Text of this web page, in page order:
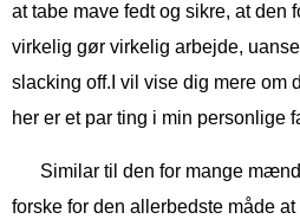
at tabe mave fedt og sikre, at den
virkelig gør virkelig arbejde,
slacking off.I vil vise dig mere om
her er et par ting i min personlige
Similar til den for mange
forske for den allerbedste måde